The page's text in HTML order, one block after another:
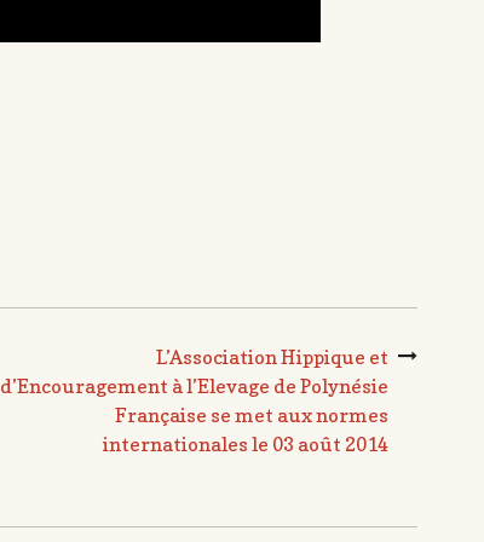
L’Association Hippique et
d’Encouragement à l’Elevage de Polynésie
Française se met aux normes
internationales le 03 août 2014